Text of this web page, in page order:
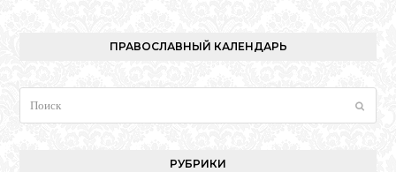
ПРАВОСЛАВНЫЙ КАЛЕНДАРЬ
РУБРИКИ